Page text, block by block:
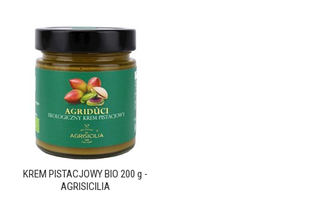
KREM PISTACJOWY BIO 200 g -
AGRISICILIA